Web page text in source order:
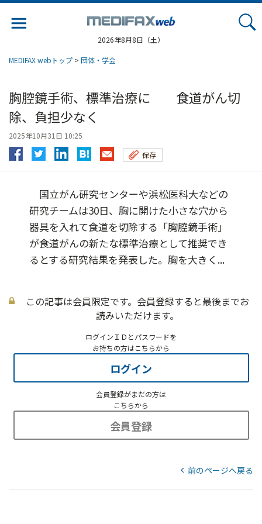
2026年8月8日（土）
MEDIFAX webトップ > 団体・学会
胸腔鏡手術、標準治療に 食道がん切
除、負担少なく
2025年10月31日 10:25
保存
国立がん研究センターや浜松医科大などの
研究チームは30日、胸に開けた小さな穴から
器具を入れて食道を切除する「胸腔鏡手術」
が食道がんの新たな標準治療として推奨でき
るとする研究結果を発表した。胸を大きく...
この記事は会員限定です。会員登録すると最後までお
読みいただけます。
ログインＩＤとパスワードを
お持ちの方はこちらから
ログイン
会員登録がまだの方は
こちらから
会員登録
前のページへ戻る